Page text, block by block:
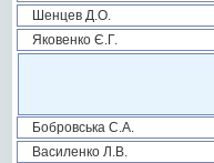
Шенцев Д.О.
Яковенко Є.Г.
Бобровська С.А.
Василенко Л.В.